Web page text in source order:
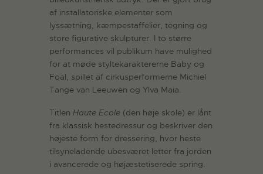
af installatoriske elementer som
lyssætning, kæmpestaffelier, tegning og
store figurative skulpturer. I to større
performances vil publikum have mulighed
for at møde styltekaraktererne Baby og
Foal, spillet af cirkusperformerne Michiel
Tange van Leeuwen og Ylva Maia.
Titlen Haute Ecole (den høje skole) er lånt
fra klassisk hestedressur og beskriver den
højeste form for dressering, hvor heste
tilsyneladende ubesværet letter fra jorden
i avancerede og højæstetiserede spring.